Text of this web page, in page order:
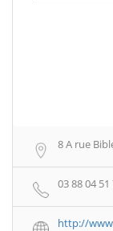
8 A rue
03 88 04 51
http://